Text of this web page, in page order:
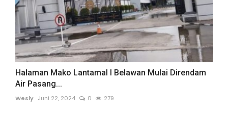
Halaman Mako Lantamal I Belawan Mulai Direndam
Air Pasang...
Wesly Juni 22, 2024 0 279